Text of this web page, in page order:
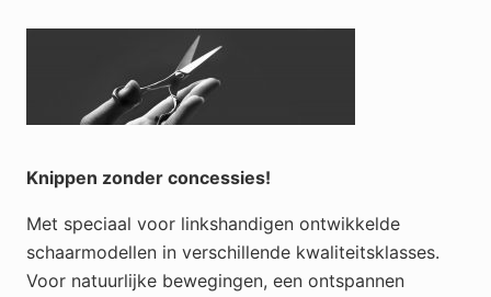
Knippen zonder concessies!
Met speciaal voor linkshandigen ontwikkelde
schaarmodellen in verschillende kwaliteitsklasses.
Voor natuurlijke bewegingen, een ontspannen